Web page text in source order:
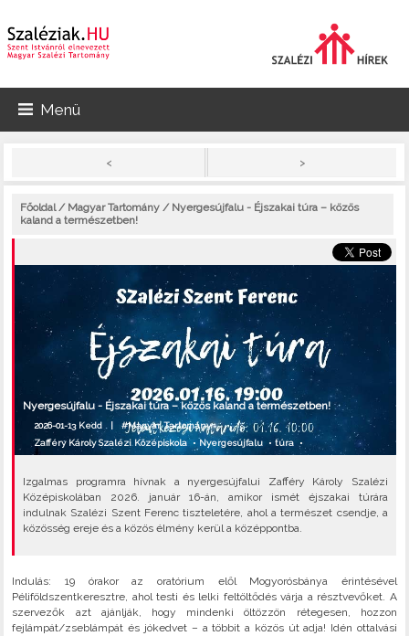
Menü
< >
Főoldal/ Magyar Tartomány / Nyergesújfalu - Éjszakai túra – közös
kaland a természetben!
Nyergesújfalu - Éjszakai túra – közös kaland a természetben!
2026-01-13 Kedd |#Magyar Tartomány
Zafféry Károly Szalézi Középiskola• Nyergesújfalu •túra •
Izgalmas programra hívnak a nyergesújfalui Zafféry Károly Szalézi
Középiskolában 2026. január 16-án, amikor ismét éjszakai túrára
indulnak Szalézi Szent Ferenc tiszteletére, ahol a természet csendje, a
közösség ereje és a közös élmény kerül a középpontba.
Indulás: 19 órakor az oratórium elől Mogyorósbánya érintésével
Péliföldszentkeresztre, ahol testi és lelki feltöltődés várja a résztvevőket. A
szervezők azt ajánlják, hogy mindenki öltözzön rétegesen, hozzon
fejlámpát/zseblámpát és jókedvet – a többit a közös út adja! Idén ottalvási